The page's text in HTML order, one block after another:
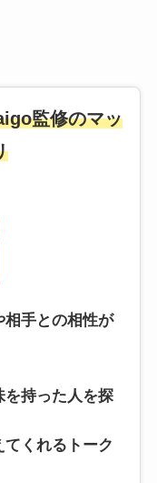
監修のマッ
相手との相性が
を持った人を探
くれるトーク